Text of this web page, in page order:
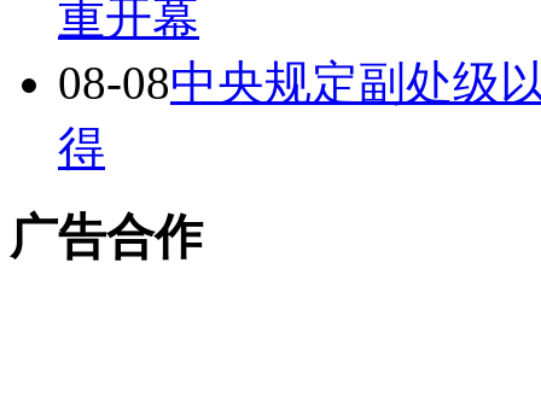
重开幕
08-08中央规定副处级
得
广告合作